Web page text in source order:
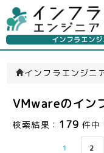
インフラエン
インフラエンジニ
VMwareのイン
検索結果： 179 件中
1 2